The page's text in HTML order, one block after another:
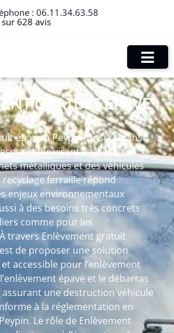
: 06.11.34.63.58
628 avis
GRATUIT ÉPAVE
épave à Peypin s’inscrit dans
visant à faciliter la
métalliques et des véhicules
recyclage ferraille répond
enjeux environnementaux
à des besoins très concrets
comme pour les
travers Enlèvement gratuit
de proposer une solution
accessible pour l’enlèvement
épave et le débarras
une destruction véhicule
à la réglementation en
Le rôle de Enlèvement